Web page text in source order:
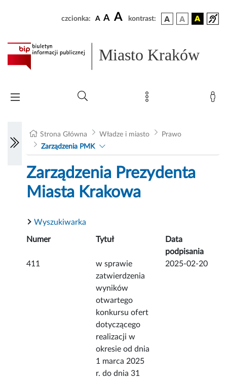
czcionka: A A A kontrast:
Miasto Kraków
Strona Główna Władze i miasto
Prawo
Zarządzenia PMK
Zarządzenia Prezydenta
Miasta Krakowa
Wyszukiwarka
Numer Tytuł
Data
podpisania
411
w sprawie
zatwierdzenia
wyników
otwartego
konkursu ofert
dotyczącego
realizacji w
okresie od dnia
1 marca 2025
r. do dnia 31
2025-02-20